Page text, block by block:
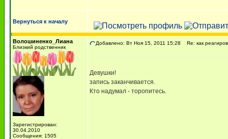
Вернуться к началу
Волошиненко_Лиана
Близкий родственник
Зарегистрирован:
30.04.2010
Сообщения: 1505
Добавлено: Вт Ноя 15, 2011 15:28 Re: как
Девушки!
запись заканчивается.
Кто надумал - торопитесь.